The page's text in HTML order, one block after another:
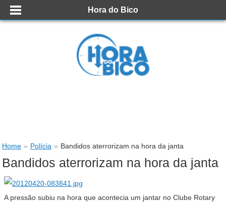
Hora do Bico
Home » Polícia » Bandidos aterrorizam na hora da janta
Bandidos aterrorizam na hora da janta
A pressão subiu na hora que acontecia um jantar no Clube Rotary